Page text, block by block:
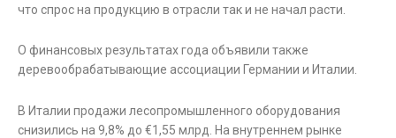
что спрос на продукцию в отрасли так и не начал расти.
О финансовых результатах года объявили также
деревообрабатывающие ассоциации Германии и Италии.
В Италии продажи лесопромышленного оборудования
снизились на 9,8% до €1,55 млрд. На внутреннем рынке